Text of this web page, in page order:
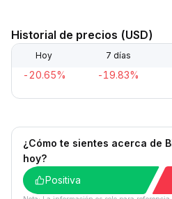
Historial de precios (USD)
Hoy 7 días
-20.65% -19.83%
¿Cómo te sientes acerca de
hoy?
Positiva